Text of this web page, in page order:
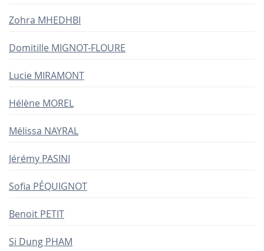
Zohra MHEDHBI
Domitille MIGNOT-FLOURE
Lucie MIRAMONT
Hélène MOREL
Mélissa NAYRAL
Jérémy PASINI
Sofia PÉQUIGNOT
Benoit PETIT
Si Dung PHAM